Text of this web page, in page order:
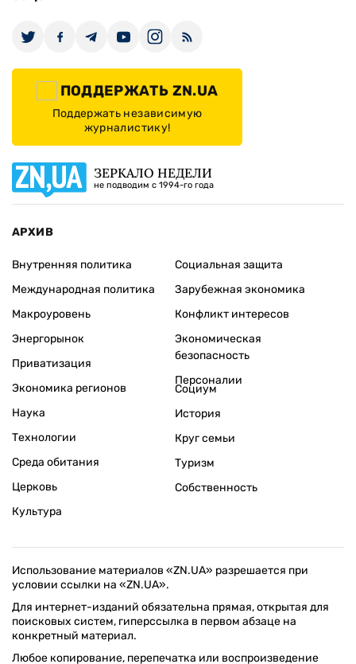
ПОДДЕРЖАТЬ ZN.UA
Поддержать независимую
журналистику!
ЗЕРКАЛО НЕДЕЛИ
не подводим с 1994-го года
АРХИВ
Внутренняя политика
Международная политика
Макроуровень
Энергорынок
Приватизация
Экономика регионов
Социальная защита
Зарубежная экономика
Конфликт интересов
Экономическая
безопасность
Персоналии
Наука
Технологии
Среда обитания
Церковь
Культура
Социум
История
Круг семьи
Туризм
Собственность
Использование материалов «ZN.UA» разрешается при
условии ссылки на «ZN.UA».
Для интернет-изданий обязательна прямая, открытая для
поисковых систем, гиперссылка в первом абзаце на
конкретный материал.
Любое копирование, перепечатка или воспроизведение